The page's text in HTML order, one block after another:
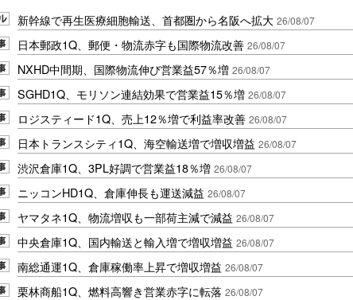
新幹線で再生医療細胞輸送、首都圏から名阪へ拡大 26/08/07
日本郵政1Q、郵便・物流赤字も国際物流改善 26/08/07
NXHD中間期、国際物流伸び営業益57％増 26/08/07
SGHD1Q、モリソン連結効果で営業益15％増 26/08/07
ロジスティード1Q、売上12％増で利益率改善 26/08/07
日本トランスシティ1Q、海空輸送増で増収増益 26/08/07
渋沢倉庫1Q、3PL好調で営業益18％増 26/08/07
ニッコンHD1Q、倉庫伸長も運送減益 26/08/07
ヤマタネ1Q、物流増収も一部荷主減で減益 26/08/07
中央倉庫1Q、国内輸送と輸入増で増収増益 26/08/07
南総通運1Q、倉庫稼働率上昇で増収増益 26/08/07
栗林商船1Q、燃料高響き営業赤字に転落 26/08/07